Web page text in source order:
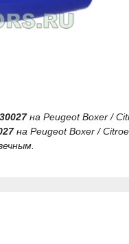
на Peugeot Boxer /
на Peugeot Boxer /